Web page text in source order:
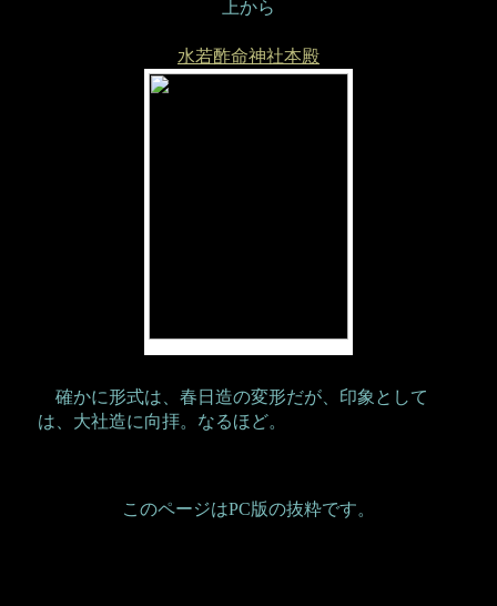
上から
水若酢命神社本殿
確かに形式は、春日造の変形だが、印象として
は、大社造に向拝。なるほど。
このページはPC版の抜粋です。